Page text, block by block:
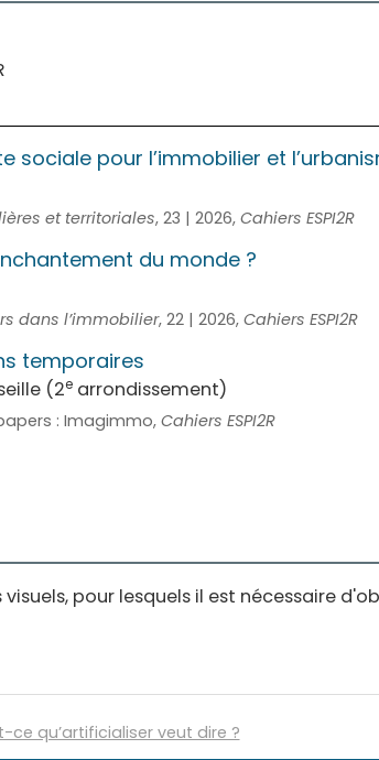
sociale pour l’immobilier et
et territoriales, 23 | 2026, Cahiers ESPI2R
du monde ?
dans l’immobilier, 22 | 2026, Cahiers ESPI2R
temporaires
(2e arrondissement)
: Imagimmo, Cahiers ESPI2R
visuels, pour lesquels il est nécessaire
ce qu’artificialiser veut dire ?